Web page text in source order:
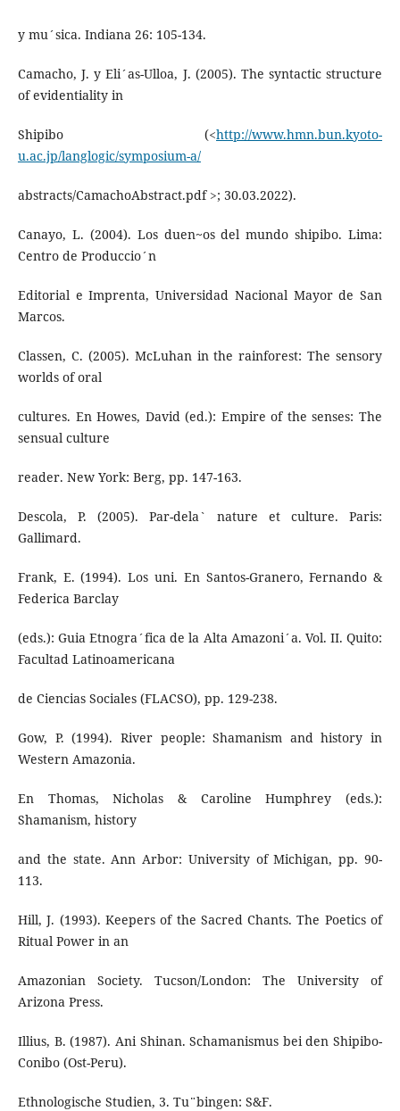
y mu´sica. Indiana 26: 105-134.
Camacho, J. y Eli´as-Ulloa, J. (2005). The syntactic structure
of evidentiality in
Shipibo (<http://www.hmn.bun.kyoto-
u.ac.jp/langlogic/symposium-a/
abstracts/CamachoAbstract.pdf >; 30.03.2022).
Canayo, L. (2004). Los duen~os del mundo shipibo. Lima:
Centro de Produccio´n
Editorial e Imprenta, Universidad Nacional Mayor de San
Marcos.
Classen, C. (2005). McLuhan in the rainforest: The sensory
worlds of oral
cultures. En Howes, David (ed.): Empire of the senses: The
sensual culture
reader. New York: Berg, pp. 147-163.
Descola, P. (2005). Par-dela` nature et culture. Paris:
Gallimard.
Frank, E. (1994). Los uni. En Santos-Granero, Fernando &
Federica Barclay
(eds.): Guia Etnogra´fica de la Alta Amazoni´a. Vol. II. Quito:
Facultad Latinoamericana
de Ciencias Sociales (FLACSO), pp. 129-238.
Gow, P. (1994). River people: Shamanism and history in
Western Amazonia.
En Thomas, Nicholas & Caroline Humphrey (eds.):
Shamanism, history
and the state. Ann Arbor: University of Michigan, pp. 90-
113.
Hill, J. (1993). Keepers of the Sacred Chants. The Poetics of
Ritual Power in an
Amazonian Society. Tucson/London: The University of
Arizona Press.
Illius, B. (1987). Ani Shinan. Schamanismus bei den Shipibo-
Conibo (Ost-Peru).
Ethnologische Studien, 3. Tu¨bingen: S&F.